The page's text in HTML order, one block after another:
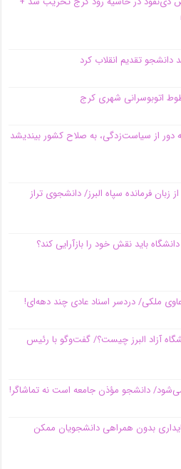
دور از سیاست‌زدگی، به صلاح کشور بیندیشد
فرمانده سپاه البرز/ دانشجوی تراز
باید نقش خود را بازآرایی کند؟
ملکی/ دردسر اسناد عادی چند‌ دهه‌ای!
آزاد البرز چیست؟/ گفت‌وگو با رئیس
دانشجو مؤذن جامعه است نه تماشاگر!
بدون همراهی دانشجویان ممکن